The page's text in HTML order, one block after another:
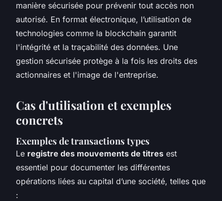
manière sécurisée pour prévenir tout accès non
autorisé. En format électronique, l’utilisation de
technologies comme la blockchain garantit
l'intégrité et la traçabilité des données. Une
gestion sécurisée protège à la fois les droits des
actionnaires et l'image de l'entreprise.
Cas d'utilisation et exemples
concrets
Exemples de transactions types
Le registre des mouvements de titres est
essentiel pour documenter les différentes
opérations liées au capital d’une société, telles que
: